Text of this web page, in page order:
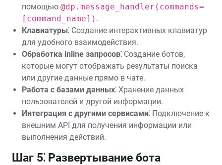
помощью @dp.message_handler(commands=
[command_name]) .
Клавиатуры⁚ Создание интерактивных клавиатур
для удобного взаимодействия.
Обработка inline запросов⁚ Создание ботов,
которые могут отображать результаты поиска
или другие данные прямо в чате.
Работа с базами данных⁚ Хранение данных
пользователей и другой информации.
Интеграция с другими сервисами⁚ Подключение к
внешним API для получения информации или
выполнения действий.
Шаг 5⁚ Развертывание бота